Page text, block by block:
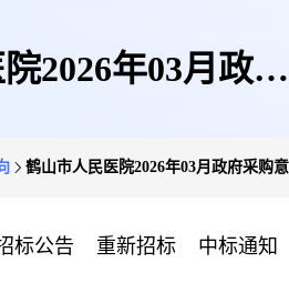
2026年03月政府
鹤山市人民医院2026年03月政府采购
标公告 重新招标 中标通知